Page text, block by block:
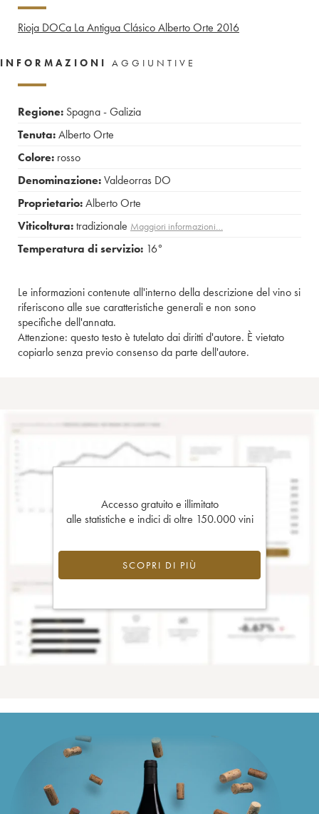
Rioja DOCa La Antigua Clásico Alberto Orte 2016
INFORMAZIONI AGGIUNTIVE
Regione: Spagna - Galizia
Tenuta:Alberto Orte
Colore: rosso
Denominazione:Valdeorras DO
Proprietario:Alberto Orte
Viticoltura:tradizionale Maggiori informazioni…
Temperatura di servizio: 16°
Le informazioni contenute all'interno della descrizione del vino si
riferiscono alle sue caratteristiche generali e non sono
specifiche dell'annata.
Attenzione: questo testo è tutelato dai diritti d'autore. È vietato
copiarlo senza previo consenso da parte dell'autore.
Accesso gratuito e illimitato
alle statistiche e indici di oltre 150.000 vini
SCOPRI DI PIÙ